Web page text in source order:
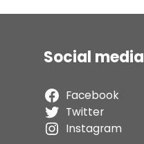
Social media
Facebook
Twitter
Instagram